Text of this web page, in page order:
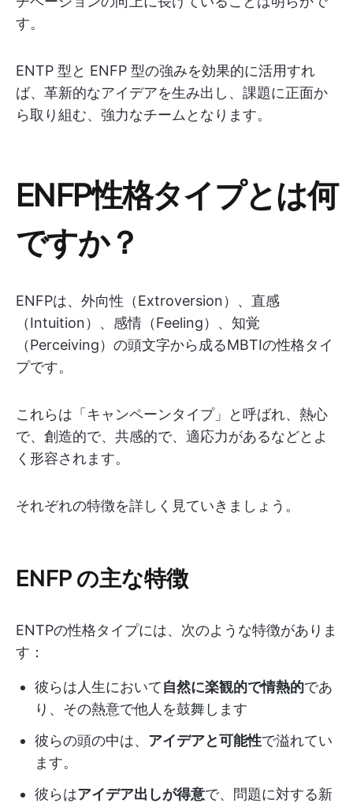
す。
ENTP 型と ENFP 型の強みを効果的に活用すれ
ば、革新的なアイデアを生み出し、課題に正面か
ら取り組む、強力なチームとなります。
ENFP性格タイプとは何
ですか？
ENFPは、外向性（Extroversion）、直感
（Intuition）、感情（Feeling）、知覚
（Perceiving）の頭文字から成るMBTIの性格タイ
プです。
これらは「キャンペーンタイプ」と呼ばれ、熱心
で、創造的で、共感的で、適応力があるなどとよ
く形容されます。
それぞれの特徴を詳しく見ていきましょう。
ENFP の主な特徴
ENTPの性格タイプには、次のような特徴がありま
す：
彼らは人生において自然に楽観的で情熱的であ
り、その熱意で他人を鼓舞します
彼らの頭の中は、 アイデアと可能性で溢れてい
ます。
彼らはアイデア出しが得意で、問題に対する新